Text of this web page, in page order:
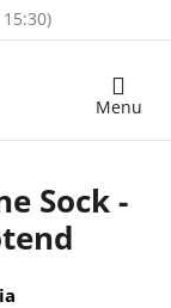
Nákupný
Sock -